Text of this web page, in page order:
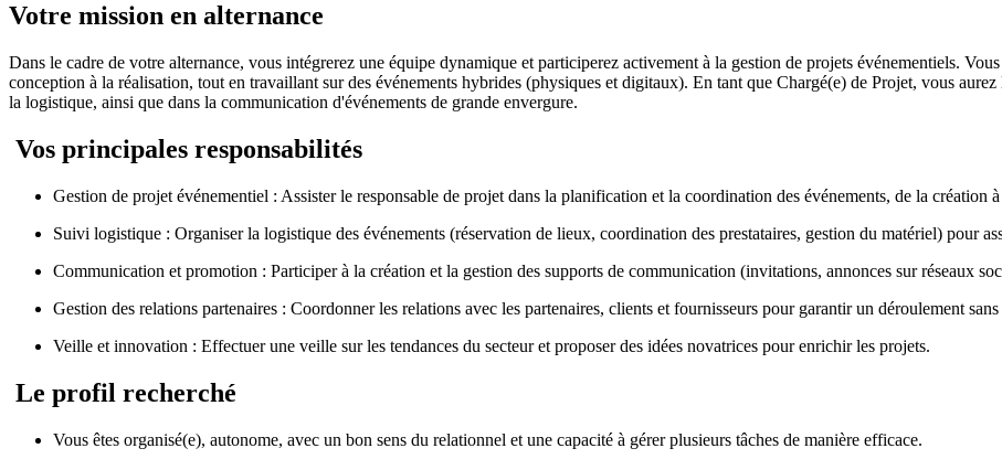
Votre mission en alternance
Dans le cadre de votre alternance, vous intégrerez une équipe dynamique et participerez activement à la gestion de projets événementiels.
conception à la réalisation, tout en travaillant sur des événements hybrides (physiques et digitaux). En tant que Chargé(e) de Projet, vous
la logistique, ainsi que dans la communication d'événements de grande envergure.
Vos principales responsabilités
Gestion de projet événementiel : Assister le responsable de projet dans la planification et la coordination des événements, de la création
Suivi logistique : Organiser la logistique des événements (réservation de lieux, coordination des prestataires, gestion du matériel) pour
Communication et promotion : Participer à la création et la gestion des supports de communication (invitations, annonces sur réseaux
Gestion des relations partenaires : Coordonner les relations avec les partenaires, clients et fournisseurs pour garantir un déroulement
Veille et innovation : Effectuer une veille sur les tendances du secteur et proposer des idées novatrices pour enrichir les projets.
Le profil recherché
Vous êtes organisé(e), autonome, avec un bon sens du relationnel et une capacité à gérer plusieurs tâches de manière efficace.